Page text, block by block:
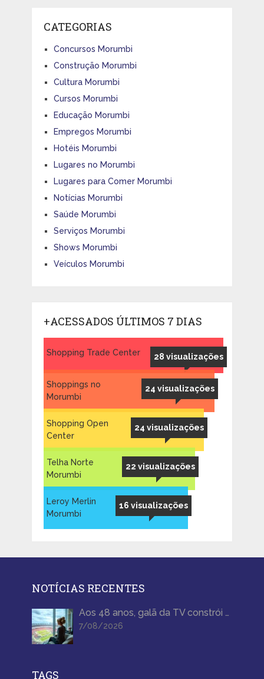
CATEGORIAS
Concursos Morumbi
Construção Morumbi
Cultura Morumbi
Cursos Morumbi
Educação Morumbi
Empregos Morumbi
Hotéis Morumbi
Lugares no Morumbi
Lugares para Comer Morumbi
Notícias Morumbi
Saúde Morumbi
Serviços Morumbi
Shows Morumbi
Veículos Morumbi
+ACESSADOS ÚLTIMOS 7 DIAS
28 visualizações
Shopping Trade Center
24 visualizações
Shoppings no
Morumbi
24 visualizações
Shopping Open
Center
22 visualizações
Telha Norte
Morumbi
16 visualizações
Leroy Merlin
Morumbi
NOTÍCIAS RECENTES
Aos 48 anos, galã da TV constrói …
7/08/2026
TAGS